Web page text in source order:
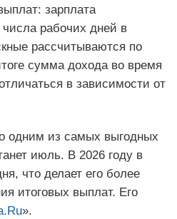
зарплата
рабочих дней в
рассчитываются по
сумма дохода во время
в зависимости от
одним из самых выгодных
июль. В 2026 году в
что делает его более
итоговых выплат. Его
».